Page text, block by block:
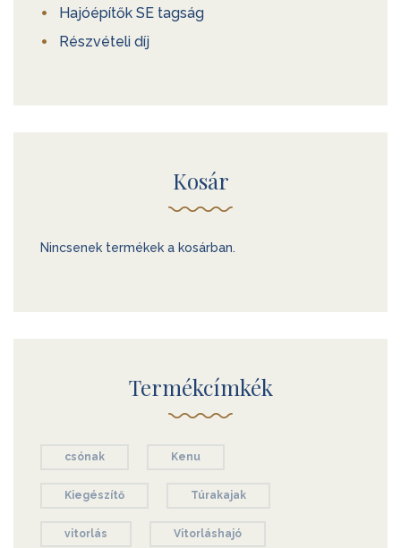
Hajóépítők SE tagság
Részvételi díj
Kosár
Nincsenek termékek a kosárban.
Termékcímkék
csónak Kenu
Kiegészítő Túrakajak
vitorlás Vitorláshajó